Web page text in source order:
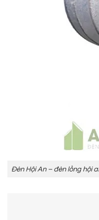
Đèn Hội An – đèn lồng hội